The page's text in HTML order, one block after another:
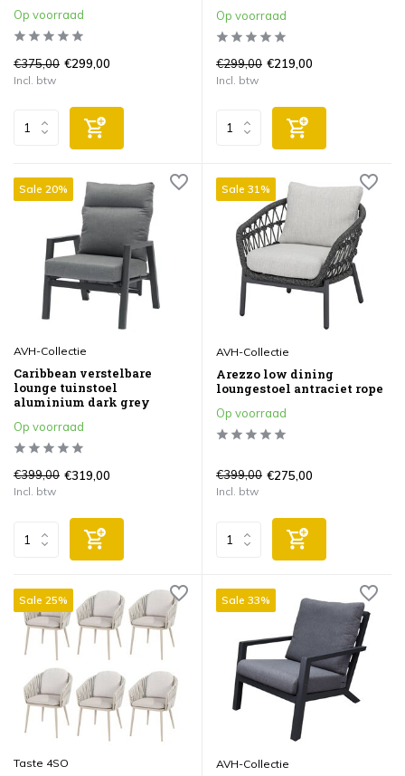
Op voorraad
€375,00 €299,00
Incl. btw
Op voorraad
€299,00 €219,00
Incl. btw
Sale 20%
AVH-Collectie
Caribbean verstelbare
lounge tuinstoel
aluminium dark grey
Op voorraad
€399,00 €319,00
Incl. btw
Sale 31%
AVH-Collectie
Arezzo low dining
loungestoel antraciet rope
Op voorraad
€399,00 €275,00
Incl. btw
Sale 25%
Taste 4SO
Sale 33%
AVH-Collectie